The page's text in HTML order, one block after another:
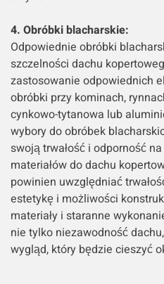
4. Obróbki blacharskie:
Odpowiednie obróbki
szczelności dachu
zastosowanie odpowiednich
obróbki przy kominach,
cynkowo-tytanowa lub
wybory do obróbek
swoją trwałość i odporność
materiałów do dachu
powinien uwzględniać
estetykę i możliwości
materiały i staranne
nie tylko niezawodność
wygląd, który będzie cieszyć